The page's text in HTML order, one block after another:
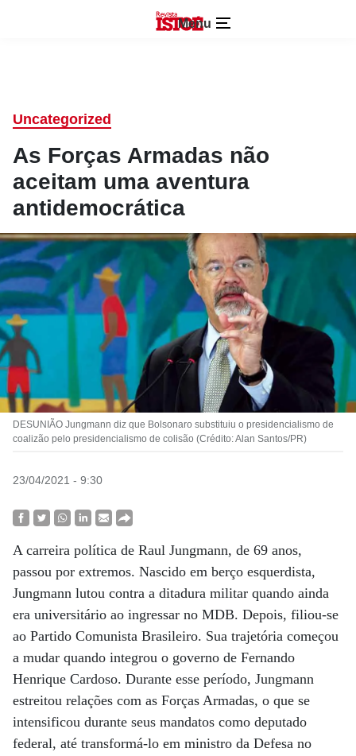
Menu
Uncategorized
As Forças Armadas não
aceitam uma aventura
antidemocrática
DESUNIÃO Jungmann diz que Bolsonaro substituiu o presidencialismo de
coalizão pelo presidencialismo de colisão (Crédito: Alan Santos/PR)
23/04/2021 - 9:30
A carreira política de Raul Jungmann, de 69 anos,
passou por extremos. Nascido em berço esquerdista,
Jungmann lutou contra a ditadura militar quando ainda
era universitário ao ingressar no MDB. Depois, filiou-se
ao Partido Comunista Brasileiro. Sua trajetória começou
a mudar quando integrou o governo de Fernando
Henrique Cardoso. Durante esse período, Jungmann
estreitou relações com as Forças Armadas, o que se
intensificou durante seus mandatos como deputado
federal, até transformá-lo em ministro da Defesa no